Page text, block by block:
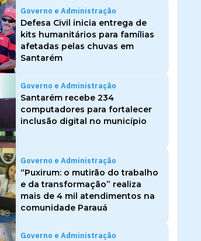
Governo e Administração
Defesa Civil inicia entrega de
kits humanitários para famílias
afetadas pelas chuvas em
Santarém
Governo e Administração
Santarém recebe 234
computadores para fortalecer
inclusão digital no município
Governo e Administração
“Puxirum: o mutirão do trabalho
e da transformação” realiza
mais de 4 mil atendimentos na
comunidade Parauá
Governo e Administração